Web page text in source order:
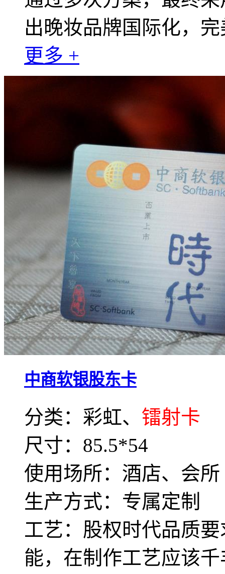
出晚妆品牌国际化，
更多 +
中商软银股东卡
分类：彩虹、 镭射卡
尺寸：85.5*54
使用场所：酒店、会所
生产方式：专属定制
工艺：股权时代品质
能，在制作工艺应该